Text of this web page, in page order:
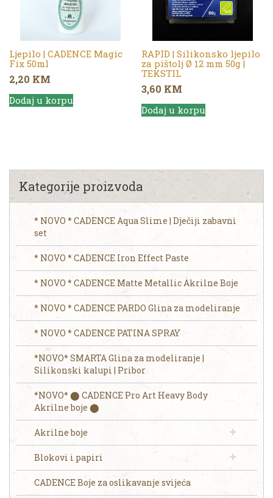
Ljepilo | CADENCE Magic
Fix 50ml
2,20 KM
Dodaj u korpu
RAPID | Silikonsko ljepilo
za pištolj Ø 12 mm 50g |
TEKSTIL
3,60 KM
Dodaj u korpu
Kategorije proizvoda
* NOVO * CADENCE Aqua Slime | Dječiji zabavni
set
* NOVO * CADENCE Iron Effect Paste
* NOVO * CADENCE Matte Metallic Akrilne Boje
* NOVO * CADENCE PARDO Glina za modeliranje
* NOVO * CADENCE PATINA SPRAY
*NOVO* SMARTA Glina za modeliranje |
Silikonski kalupi | Pribor
*NOVO* ⬤ CADENCE Pro Art Heavy Body
Akrilne boje ⬤
Akrilne boje
Blokovi i papiri
CADENCE Boje za oslikavanje svijeća